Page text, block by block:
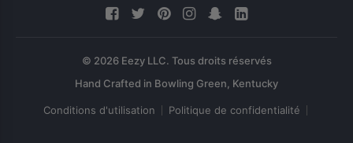
© 2026 Eezy LLC. Tous droits réservés
Conditions d'utilisation Politique de confidentialité